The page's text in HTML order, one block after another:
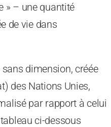
» – une quantité
de vie dans
dimension, créée
des Nations Unies,
par rapport à celui
ci-dessous